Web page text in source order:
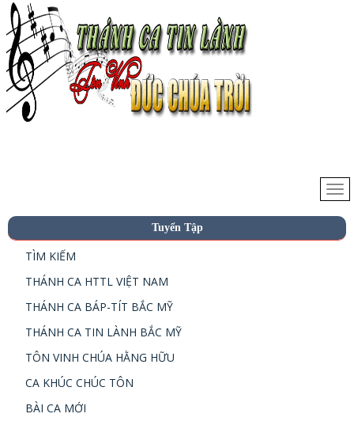
Tuyển Tập
TÌM KIẾM
THÁNH CA HTTL VIỆT NAM
THÁNH CA BÁP-TÍT BẮC MỸ
THÁNH CA TIN LÀNH BẮC MỸ
TÔN VINH CHÚA HẰNG HỮU
CA KHÚC CHÚC TÔN
BÀI CA MỚI